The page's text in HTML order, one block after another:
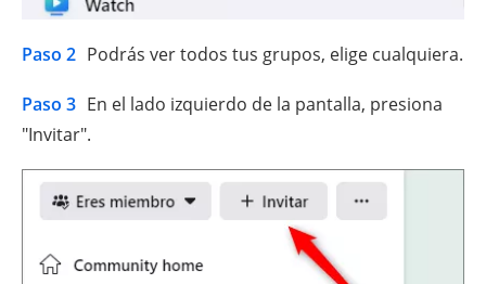
Paso 2 Podrás ver todos tus grupos, elige cualquiera.
Paso 3 En el lado izquierdo de la pantalla, presiona
"Invitar".